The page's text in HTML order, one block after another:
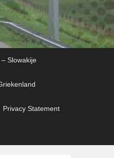
– Slowakije
Privacy Statement